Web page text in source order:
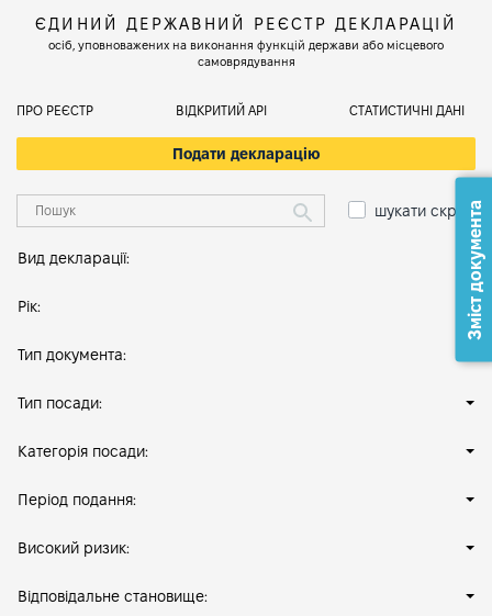
ЄДИНИЙ ДЕРЖАВНИЙ РЕЄСТР ДЕКЛАРАЦІЙ
осіб, уповноважених на виконання функцій держави або місцевого
самоврядування
ПРО РЕЄСТР ВІДКРИТИЙ АРІ СТАТИСТИЧНІ ДАНІ
Подати декларацію
шукати скрізь
Вид декларації:
Рік:
Тип документа:
Тип посади:
Категорія посади:
Період подання:
Високий ризик:
Відповідальне становище:
Зміст документа